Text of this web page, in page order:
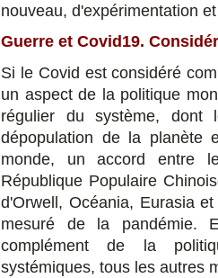
nouveau, d'expérimentation
Guerre et Covid19.
Si le Covid est considéré
un aspect de la politique
régulier du système,
dépopulation de la planète
monde, un accord entre
République Populaire
d'Orwell, Océania, Eurasia
mesuré de la pandémie.
complément de la
systémiques, tous les autres